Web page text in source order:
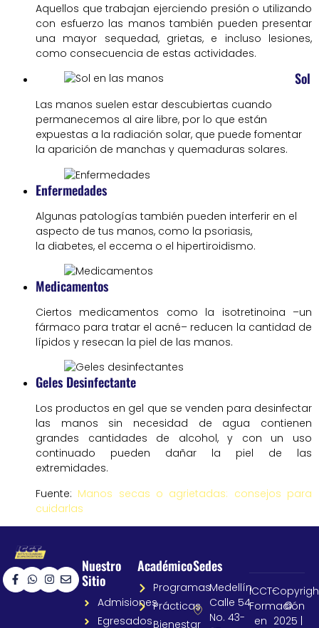
Aquellos que trabajan ejerciendo presión o utilizando
con esfuerzo las manos también pueden presentar
una mayor sequedad, grietas, e incluso lesiones,
como consecuencia de estas actividades.
Sol
Las manos suelen estar descubiertas cuando
permanecemos al aire libre, por lo que están
expuestas a la radiación solar, que puede fomentar
la aparición de manchas y quemaduras solares.
Enfermedades
Algunas patologías también pueden interferir en el
aspecto de tus manos, como la psoriasis,
la diabetes, el eccema o el hipertiroidismo.
Medicamentos
Ciertos medicamentos como la isotretinoina –un
fármaco para tratar el acné– reducen la cantidad de
lípidos y resecan la piel de las manos.
Geles Desinfectante
Los productos en gel que se venden para desinfectar
las manos sin necesidad de agua contienen
grandes cantidades de alcohol, y con un uso
continuado pueden dañar la piel de las
extremidades.
Fuente: Manos secas o agrietadas: consejos para
cuidarlas
Nuestro
Sitio
Admisiones
Egresados
Académico
Programas
Prácticas
Bienestar
Sedes
Medellín
Calle 54
No. 43-
ICCT-
Formación
en
©
2025 |